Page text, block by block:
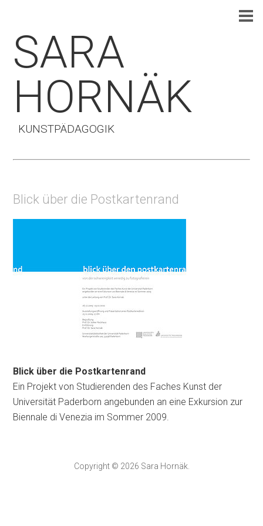
SARA
HORNÄK
KUNSTPÄDAGOGIK
Blick über die Postkartenrand
Blick über die Postkartenrand
Ein Projekt von Studierenden des Faches Kunst der
Universität Paderborn angebunden an eine Exkursion zur
Biennale di Venezia im Sommer 2009.
Copyright © 2026 Sara Hornäk.